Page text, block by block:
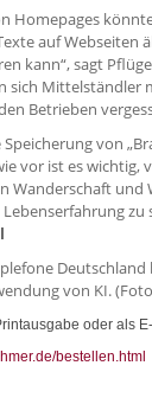
Homepages
auf Webseiten
kann“, sagt
sich Mittelständler
Betrieben
von
vor ist es
Wanderschaft und
von KI.
oder als
bestellen.html